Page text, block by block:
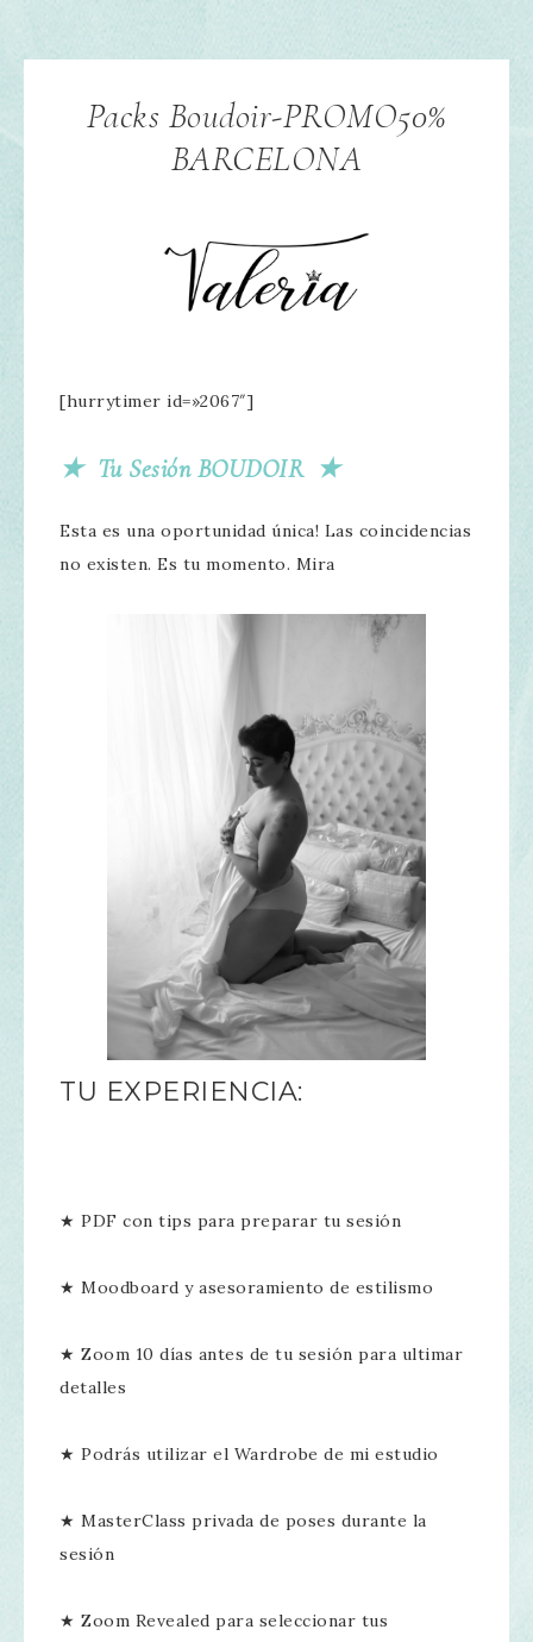
Packs Boudoir-PROMO50%
BARCELONA
[hurrytimer id=»2067″]
★ Tu Sesión BOUDOIR ★
Esta es una oportunidad única! Las coincidencias
no existen. Es tu momento. Mira
TU EXPERIENCIA:
★ PDF con tips para preparar tu sesión
★ Moodboard y asesoramiento de estilismo
★ Zoom 10 días antes de tu sesión para ultimar
detalles
★ Podrás utilizar el Wardrobe de mi estudio
★ MasterClass privada de poses durante la
sesión
★ Zoom Revealed para seleccionar tus